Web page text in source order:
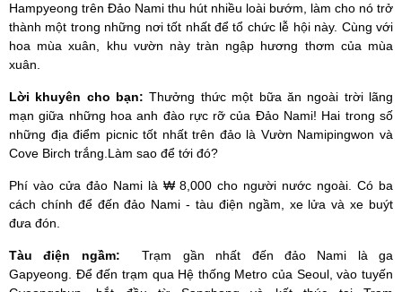
Hampyeong trên Đảo Nami thu hút nhiều loài bướm, làm cho nó trở
thành một trong những nơi tốt nhất để tổ chức lễ hội này. Cùng với
hoa mùa xuân, khu vườn này tràn ngập hương thơm của mùa
xuân.
Lời khuyên cho bạn: Thưởng thức một bữa ăn ngoài trời lãng
mạn giữa những hoa anh đào rực rỡ của Đảo Nami! Hai trong số
những địa điểm picnic tốt nhất trên đảo là Vườn Namipingwon và
Cove Birch trắng.Làm sao để tới đó?
Phí vào cửa đảo Nami là ₩ 8,000 cho người nước ngoài.Có ba
cách chính để đến đảo Nami - tàu điện ngầm, xe lửa và xe buýt
đưa đón.
Tàu điện ngầm: Trạm gần nhất đến đảo Nami là ga
Gapyeong. Để đến trạm qua Hệ thống Metro của Seoul, vào tuyến